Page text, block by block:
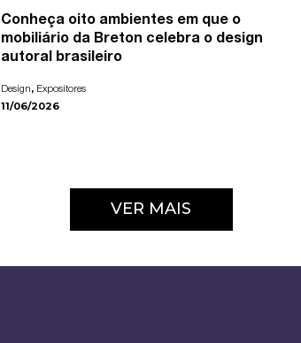
Conheça oito ambientes em que o
mobiliário da Breton celebra o design
autoral brasileiro
Design, Expositores
11/06/2026
VER MAIS